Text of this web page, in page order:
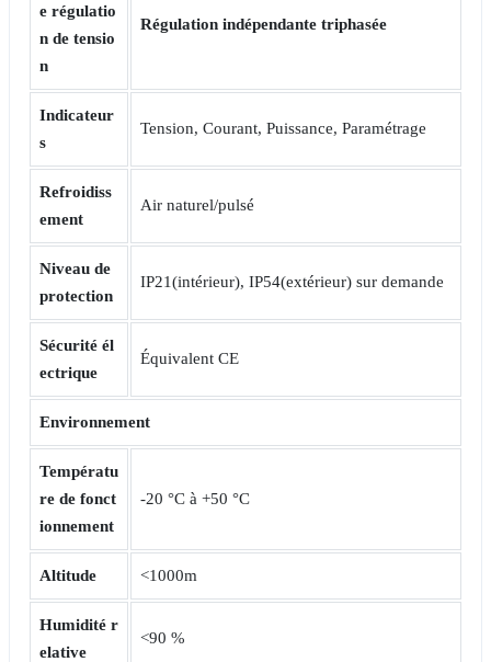
e régulatio
n de tensio
n
Régulation indépendante triphasée
Indicateur
s
Tension, Courant, Puissance, Paramétrage
Refroidiss
ement
Air naturel/pulsé
Niveau de
protection
IP21(intérieur), IP54(extérieur) sur demande
Sécurité él
ectrique
Équivalent CE
Environnement
Températu
re de fonct
ionnement
-20 °C à +50 °C
Altitude <1000m
Humidité r
elative
<90 %